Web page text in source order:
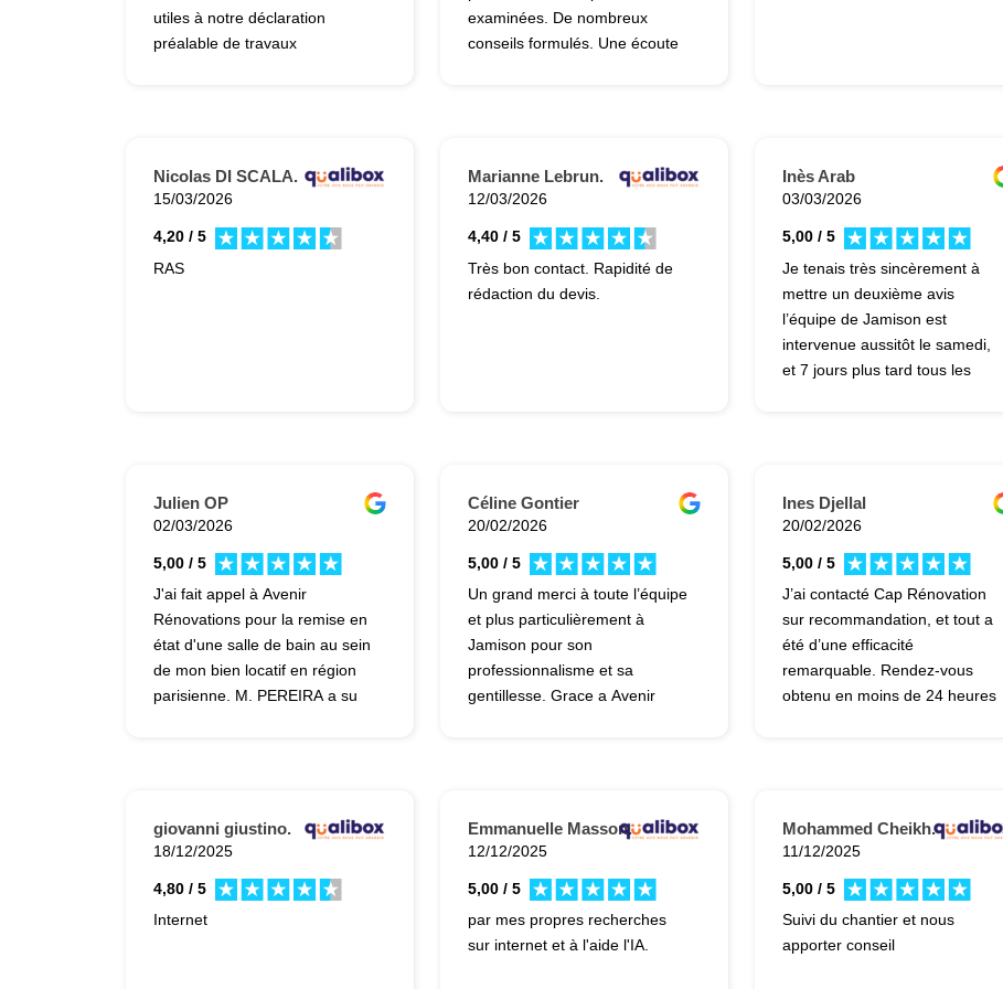
utiles à notre déclaration
préalable de travaux
examinées. De nombreux
conseils formulés. Une écoute
Nicolas DI SCALA.
15/03/2026
4,20 / 5
RAS
Marianne Lebrun.
12/03/2026
4,40 / 5
Très bon contact. Rapidité de
rédaction du devis.
Inès Arab
03/03/2026
5,00 / 5
Je tenais très sincèrement à
mettre un deuxième avis
l’équipe de Jamison est
intervenue aussitôt le samedi,
et 7 jours plus tard tous les
début à la fin. Le chantier a
toujours été propre, avec les
ce qui est vraiment
appréciable. La qualité de
réalisation est irréprochable, le
travail est soigné et le résultat
dépasse nos attentes. Je
recommande les yeux fermés !
Julien OP
02/03/2026
5,00 / 5
J'ai fait appel à Avenir
Rénovations pour la remise en
état d'une salle de bain au sein
de mon bien locatif en région
parisienne. M. PEREIRA a su
mois. Le planning des travaux
a été respecté, la transparence
l'avancement des travaux,
sérieux et qualité de mise en
Céline Gontier
20/02/2026
5,00 / 5
Un grand merci à toute l’équipe
et plus particulièrement à
Jamison pour son
professionnalisme et sa
gentillesse. Grace a Avenir
pas froid! Résultat au top,
maison plus confortable et
Ines Djellal
20/02/2026
5,00 / 5
J’ai contacté Cap Rénovation
sur recommandation, et tout a
été d’une efficacité
remarquable. Rendez-vous
obtenu en moins de 24 heures
vous effectué, j’ai reçu un devis
ultra détaillé sous 24 heures,
intervention prévue dès lundi.
Suite à un important dégât des
eaux qui m’empêche
giovanni giustino.
18/12/2025
4,80 / 5
Internet
Emmanuelle Masson.
12/12/2025
5,00 / 5
par mes propres recherches
sur internet et à l'aide l'IA.
Mohammed Cheikh.
11/12/2025
5,00 / 5
Suivi du chantier et nous
apporter conseil